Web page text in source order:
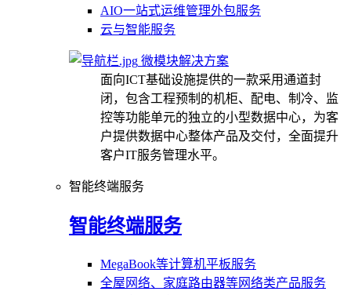
AIO一站式运维管理外包服务
云与智能服务
微模块解决方案
面向ICT基础设施提供的一款采用通道封
闭，包含工程预制的机柜、配电、制冷、监
控等功能单元的独立的小型数据中心，为客
户提供数据中心整体产品及交付，全面提升
客户IT服务管理水平。
智能终端服务
智能终端服务
MegaBook等计算机平板服务
全屋网络、家庭路由器等网络类产品服务